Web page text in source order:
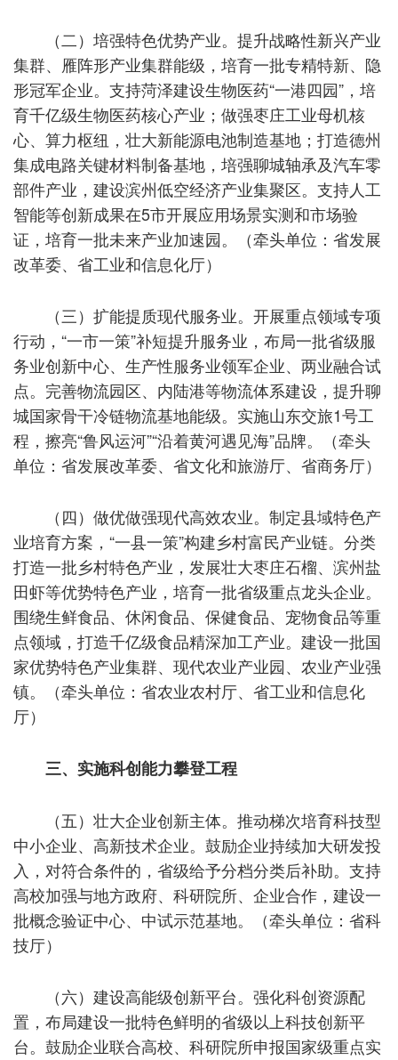
（二）培强特色优势产业。提升战略性新兴产业
集群、雁阵形产业集群能级，培育一批专精特新、隐
形冠军企业。支持菏泽建设生物医药“一港四园”，培
育千亿级生物医药核心产业；做强枣庄工业母机核
心、算力枢纽，壮大新能源电池制造基地；打造德州
集成电路关键材料制备基地，培强聊城轴承及汽车零
部件产业，建设滨州低空经济产业集聚区。支持人工
智能等创新成果在5市开展应用场景实测和市场验
证，培育一批未来产业加速园。（牵头单位：省发展
改革委、省工业和信息化厅）
（三）扩能提质现代服务业。开展重点领域专项
行动，“一市一策”补短提升服务业，布局一批省级服
务业创新中心、生产性服务业领军企业、两业融合试
点。完善物流园区、内陆港等物流体系建设，提升聊
城国家骨干冷链物流基地能级。实施山东交旅1号工
程，擦亮“鲁风运河”“沿着黄河遇见海”品牌。（牵头
单位：省发展改革委、省文化和旅游厅、省商务厅）
（四）做优做强现代高效农业。制定县域特色产
业培育方案，“一县一策”构建乡村富民产业链。分类
打造一批乡村特色产业，发展壮大枣庄石榴、滨州盐
田虾等优势特色产业，培育一批省级重点龙头企业。
围绕生鲜食品、休闲食品、保健食品、宠物食品等重
点领域，打造千亿级食品精深加工产业。建设一批国
家优势特色产业集群、现代农业产业园、农业产业强
镇。（牵头单位：省农业农村厅、省工业和信息化
厅）
三、实施科创能力攀登工程
（五）壮大企业创新主体。推动梯次培育科技型
中小企业、高新技术企业。鼓励企业持续加大研发投
入，对符合条件的，省级给予分档分类后补助。支持
高校加强与地方政府、科研院所、企业合作，建设一
批概念验证中心、中试示范基地。（牵头单位：省科
技厅）
（六）建设高能级创新平台。强化科创资源配
置，布局建设一批特色鲜明的省级以上科技创新平
台。鼓励企业联合高校、科研院所申报国家级重点实